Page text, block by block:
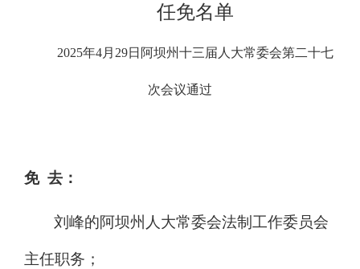
任免名单
2025年4月 29日阿坝州十三届人大常委会第二十七
次会议通过
免 去：
刘峰的阿坝州人大常委会法制工作委员会
主任职务；